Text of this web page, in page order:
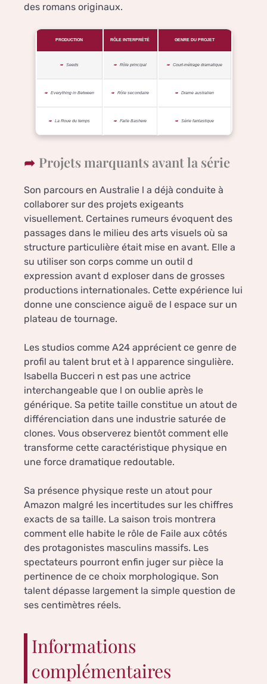
des romans originaux.
PRODUCTION RÔLE INTERPRÉTÉ GENRE DU PROJET
Seeds Rôle principal Court-métrage dramatique
Everything in Between Rôle secondaire Drame australien
La Roue du temps Faile Bashere Série fantastique
Projets marquants avant la série
Son parcours en Australie l a déjà conduite à
collaborer sur des projets exigeants
visuellement. Certaines rumeurs évoquent des
passages dans le milieu des arts visuels où sa
structure particulière était mise en avant. Elle a
su utiliser son corps comme un outil d
expression avant d exploser dans de grosses
productions internationales. Cette expérience lui
donne une conscience aiguë de l espace sur un
plateau de tournage.
Les studios comme A24 apprécient ce genre de
profil au talent brut et à l apparence singulière.
Isabella Bucceri n est pas une actrice
interchangeable que l on oublie après le
générique. Sa petite taille constitue un atout de
différenciation dans une industrie saturée de
clones. Vous observerez bientôt comment elle
transforme cette caractéristique physique en
une force dramatique redoutable.
Sa présence physique reste un atout pour
Amazon malgré les incertitudes sur les chiffres
exacts de sa taille. La saison trois montrera
comment elle habite le rôle de Faile aux côtés
des protagonistes masculins massifs. Les
spectateurs pourront enfin juger sur pièce la
pertinence de ce choix morphologique. Son
talent dépasse largement la simple question de
ses centimètres réels.
Informations
complémentaires